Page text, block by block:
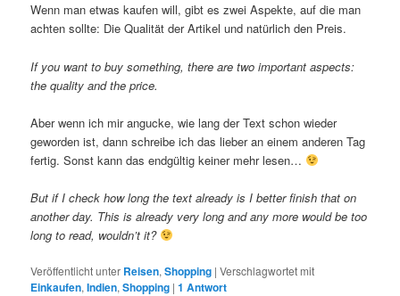
Wenn man etwas kaufen will, gibt es zwei Aspekte, auf die man
achten sollte: Die Qualität der Artikel und natürlich den Preis.
If you want to buy something, there are two important aspects:
the quality and the price.
Aber wenn ich mir angucke, wie lang der Text schon wieder
geworden ist, dann schreibe ich das lieber an einem anderen Tag
fertig. Sonst kann das endgültig keiner mehr lesen…
But if I check how long the text already is I better finish that on
another day. This is already very long and any more would be too
long to read, wouldn’t it?
Veröffentlicht unter Reisen,Shopping |Verschlagwortet mit
Einkaufen,Indien,Shopping |1 Antwort